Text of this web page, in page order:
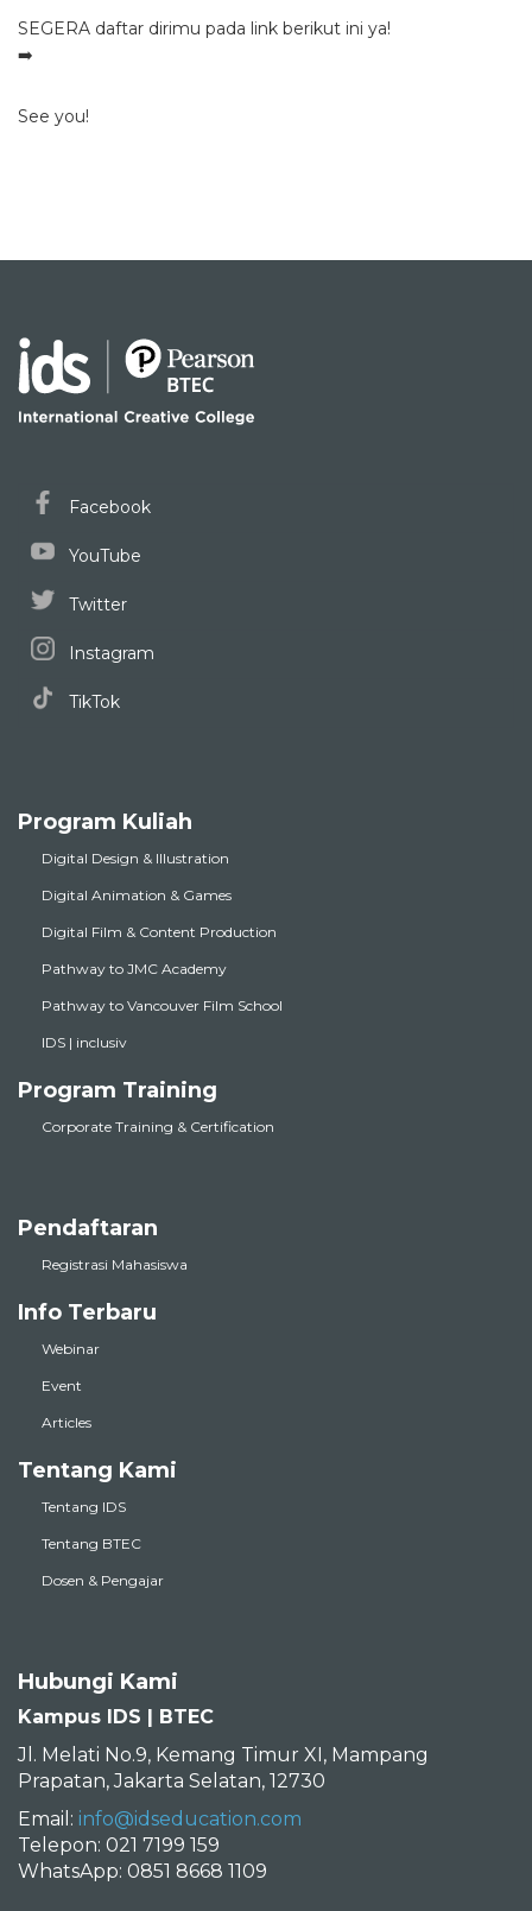
SEGERA daftar dirimu pada link berikut ini ya!
➡️
See you!
Facebook
YouTube
Twitter
Instagram
TikTok
Program Kuliah
Digital Design & Illustration
Digital Animation & Games
Digital Film & Content Production
Pathway to JMC Academy
Pathway to Vancouver Film School
IDS | inclusiv
Program Training
Corporate Training & Certification
Pendaftaran
Registrasi Mahasiswa
Info Terbaru
Webinar
Event
Articles
Tentang Kami
Tentang IDS
Tentang BTEC
Dosen & Pengajar
Hubungi Kami
Kampus IDS | BTEC
Jl. Melati No.9, Kemang Timur XI, Mampang
Prapatan, Jakarta Selatan, 12730
Email: info@idseducation.com
Telepon: 021 7199 159
WhatsApp: 0851 8668 1109